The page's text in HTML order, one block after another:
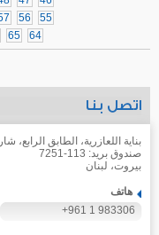
55
56
64
65
اتصل بنا
بناية اللعازرية، الطابق الرابع،
صندوق بريد: 113-7251
بيروت، لبنان
هاتف
+961 1 983306